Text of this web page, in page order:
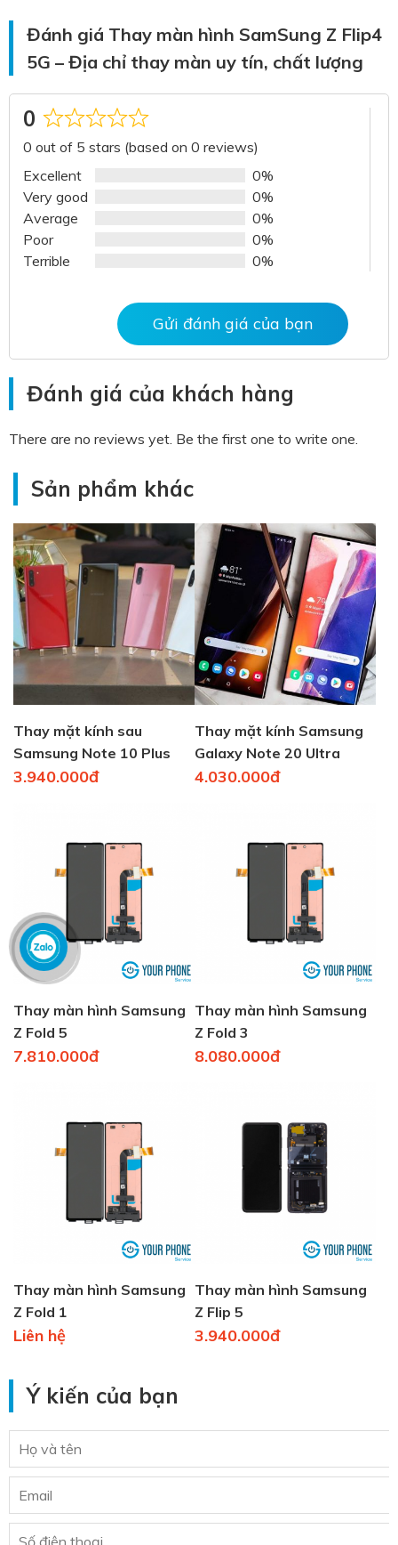
Đánh giá Thay màn hình SamSung Z Flip4
5G – Địa chỉ thay màn uy tín, chất lượng
0
Rated
0
out
of
5
0 out of 5 stars (based on 0 reviews)
Excellent
0%
Very good
0%
Average
0%
Poor
0%
Terrible
0%
Gửi đánh giá của bạn
Đánh giá của khách hàng
There are no reviews yet. Be the first one to write one.
Sản phẩm khác
Thay mặt kính sau
Samsung Note 10 Plus
bao nhiêu tiền?
3.940.000đ
Thay mặt kính Samsung
Galaxy Note 20 Ultra
4.030.000đ
Thay màn hình Samsung
Z Fold 5
7.810.000đ
Thay màn hình Samsung
Z Fold 3
8.080.000đ
Thay màn hình Samsung
Z Fold 1
Liên hệ
Thay màn hình Samsung
Z Flip 5
3.940.000đ
Ý kiến của bạn